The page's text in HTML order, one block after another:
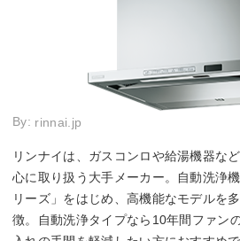
By: rinnai.jp
リンナイは、ガスコンロや給湯機器な
心に取り扱う大手メーカー。自動洗浄
リーズ」をはじめ、高機能なモデルを
徴。自動洗浄タイプなら10年間ファン